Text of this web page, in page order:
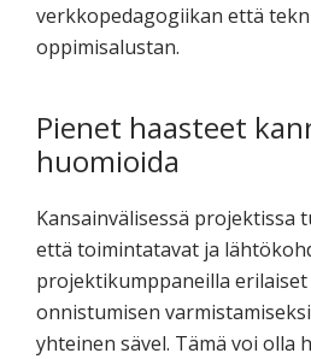
verkkopedagogiikan että
oppimisalustan.
Pienet haasteet
huomioida
Kansainvälisessä projektissa
että toimintatavat ja
projektikumppaneilla
onnistumisen
yhteinen sävel. Tämä voi olla